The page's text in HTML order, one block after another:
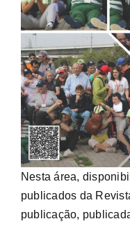
Nesta área,
publicados da
publicação,